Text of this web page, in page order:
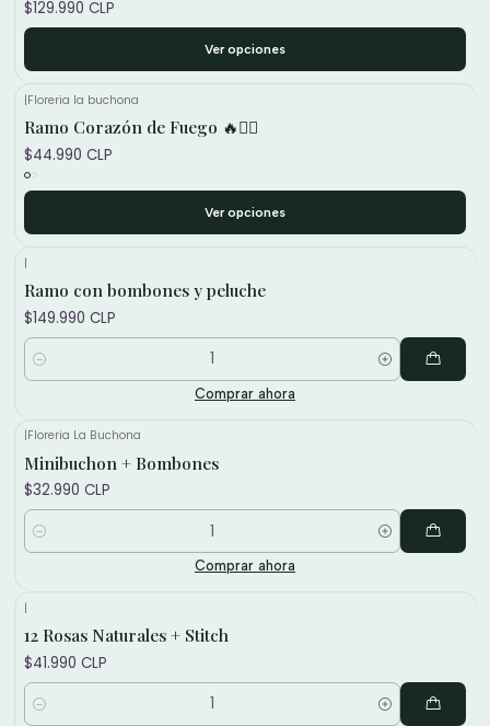
$129.990 CLP
Ver opciones
|Floreria la buchona
Ramo Corazón de Fuego 🔥❤️‍🔥
$44.990 CLP
Ver opciones
|
Ramo con bombones y peluche
$149.990 CLP
Cantidad
Comprar ahora
|Floreria La Buchona
Minibuchon + Bombones
$32.990 CLP
Cantidad
Comprar ahora
|
12 Rosas Naturales + Stitch
$41.990 CLP
Cantidad